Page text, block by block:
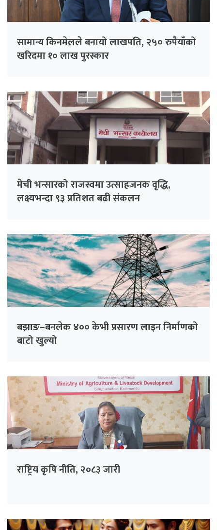
सामान्य किनमेलले बनायो लाखपति, २५० रुपैयाँको
खरिदमा १० लाख पुरस्कार
मेची भन्सारको राजस्वमा उत्साहजनक वृद्धि,
लक्ष्यभन्दा ९३ प्रतिशत बढी संकलन
बझाङ–बनलेक ४०० केभी प्रसारण लाइन निर्माणको
बाटो खुल्यो
राष्ट्रिय कृषि नीति, २०८३ जारी